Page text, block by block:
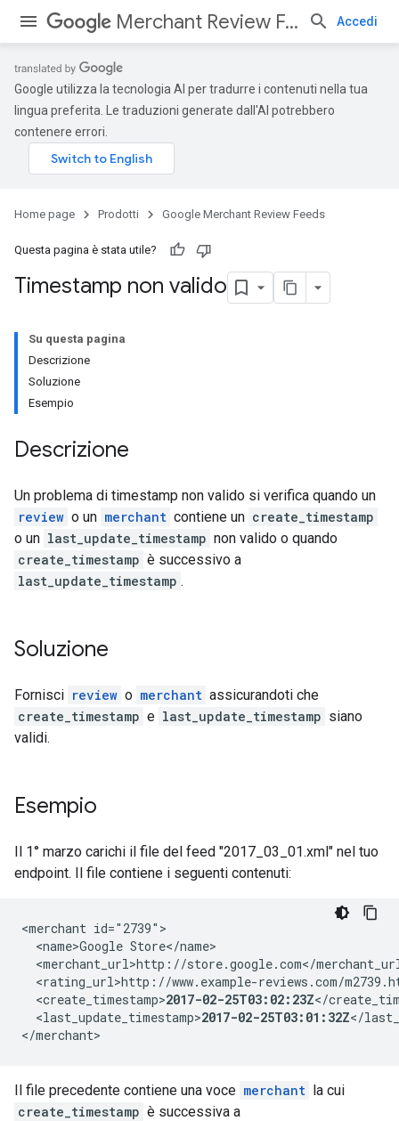
Merchant Review Feeds Accedi
Google utilizza la tecnologia AI per tradurre i contenuti nella tua
lingua preferita. Le traduzioni generate dall'AI potrebbero
contenere errori.
Home page Prodotti Google Merchant Review Feeds
Questa pagina è stata utile?
Timestamp non valido
Su questa pagina
Descrizione
Soluzione
Esempio
Descrizione
Un problema di timestamp non valido si verifica quando un
review o un merchant contiene un create_timestamp
o un last_update_timestamp non valido o quando
create_timestamp è successivo a
last_update_timestamp .
Soluzione
Fornisci review o merchant assicurandoti che
create_timestamp e last_update_timestamp siano
validi.
Esempio
Il 1° marzo carichi il file del feed "2017_03_01.xml" nel tuo
endpoint. Il file contiene i seguenti contenuti:
<merchant id="2739">
  <name>Google Store</name>
<merchant_url>http://store.google.com</
<rating_url>http://www.example-reviews.com/
  <create_timestamp>
2017-02-25T03:02:23Z</
  <last_update_timestamp>
2017-02-25T03:01:32Z</
</merchant>
Il file precedente contiene una voce merchant la cui
create_timestamp è successiva a